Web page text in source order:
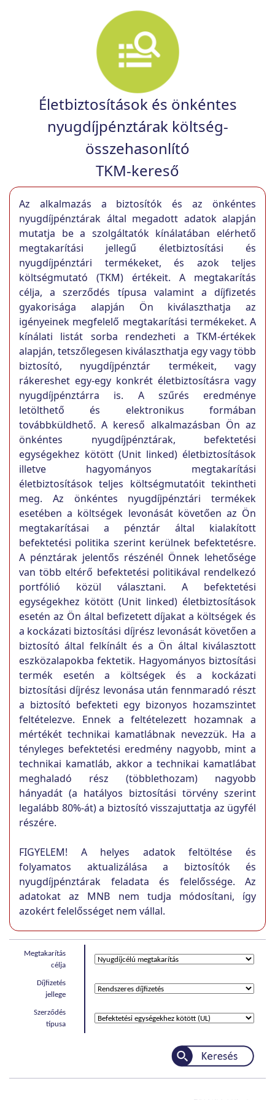
Életbiztosítások és önkéntes
nyugdíjpénztárak költség-
összehasonlító
TKM-kereső
Az alkalmazás a biztosítók és az önkéntes
nyugdíjpénztárak által megadott adatok alapján
mutatja be a szolgáltatók kínálatában elérhető
megtakarítási jellegű életbiztosítási és
nyugdíjpénztári termékeket, és azok teljes
költségmutató (TKM) értékeit. A megtakarítás
célja, a szerződés típusa valamint a díjfizetés
gyakorisága alapján Ön kiválaszthatja az
igényeinek megfelelő megtakarítási termékeket. A
kínálati listát sorba rendezheti a TKM-értékek
alapján, tetszőlegesen kiválaszthatja egy vagy több
biztosító, nyugdíjpénztár termékeit, vagy
rákereshet egy-egy konkrét életbiztosításra vagy
nyugdíjpénztárra is. A szűrés eredménye
letölthető és elektronikus formában
továbbküldhető. A kereső alkalmazásban Ön az
önkéntes nyugdíjpénztárak, befektetési
egységekhez kötött (Unit linked) életbiztosítások
illetve hagyományos megtakarítási
életbiztosítások teljes költségmutatóit tekintheti
meg. Az önkéntes nyugdíjpénztári termékek
esetében a költségek levonását követően az Ön
megtakarításai a pénztár által kialakított
befektetési politika szerint kerülnek befektetésre.
A pénztárak jelentős részénél Önnek lehetősége
van több eltérő befektetési politikával rendelkezó
portfólió közül választani. A befektetési
egységekhez kötött (Unit linked) életbiztosítások
esetén az Ön által befizetett díjakat a költségek és
a kockázati biztosítási díjrész levonását követően a
biztosító által felkínált és a Ön által kiválasztott
eszközalapokba fektetik. Hagyományos biztosítási
termék esetén a költségek és a kockázati
biztosítási díjrész levonása után fennmaradó részt
a biztosító befekteti egy bizonyos hozamszintet
feltételezve. Ennek a feltételezett hozamnak a
mértékét technikai kamatlábnak nevezzük. Ha a
tényleges befektetési eredmény nagyobb, mint a
technikai kamatláb, akkor a technikai kamatlábat
meghaladó rész (többlethozam) nagyobb
hányadát (a hatályos biztosítási törvény szerint
legalább 80%-át) a biztosító visszajuttatja az ügyfél
részére.
FIGYELEM! A helyes adatok feltöltése és
folyamatos aktualizálása a biztosítók és
nyugdíjpénztárak feladata és felelőssége. Az
adatokat az MNB nem tudja módosítani, így
azokért felelősséget nem vállal.
Megtakarítás
célja
Díjfizetés
jellege
Szerződés
típusa